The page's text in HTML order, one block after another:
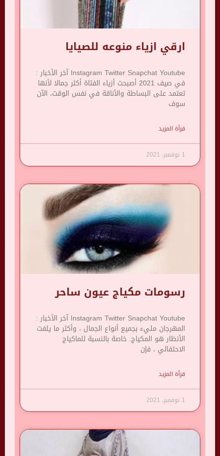
ارقي ازياء منوعه للصيايا
Instagram Twitter Snapchat Youtube آخر الأخبار :
في صيف 2021 أصبحت أزياء الفتاة أكثر جمالا لأنها
تعتمد على البساطة والأناقة في نفس الوقت، الآن
سوف
قرأة المزيد
1 نوفمبر، 2021
رسومات مكياج عيون ساحر
Instagram Twitter Snapchat Youtube آخر الأخبار :
المهرجان مليء بجميع أنواع الجمال ، وأكثر ما يلفت
الأنظار هو المكياج. خاصة بالنسبة للماكياج
الاحتفالي ، فإن
قرأة المزيد
1 نوفمبر، 2021